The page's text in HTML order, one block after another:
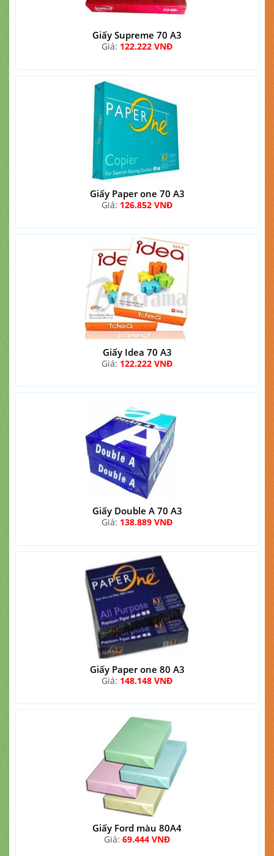
Giấy Supreme 70 A3
Giá: 122.222 VNĐ
Giấy Paper one 70 A3
Giá: 126.852 VNĐ
Giấy Idea 70 A3
Giá: 122.222 VNĐ
Giấy Double A 70 A3
Giá: 138.889 VNĐ
Giấy Paper one 80 A3
Giá: 148.148 VNĐ
Giấy Ford màu 80A4
Giá: 69.444 VNĐ